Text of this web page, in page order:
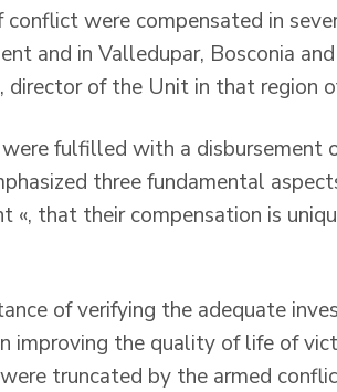
were compensated in
and in Valledupar, Bosconia
director of the Unit in that region
fulfilled with a
three fundamental
«, that their compensation is
of verifying the adequate
improving the quality of life of
truncated by the armed